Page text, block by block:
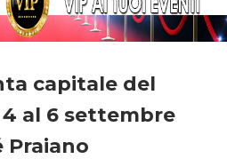
capitale del
al 6 settembre
Praiano